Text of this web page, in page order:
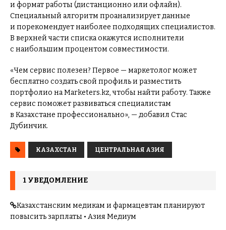
и формат работы (дистанционно или офлайн).
Специальный алгоритм проанализирует данные
и порекомендует наиболее подходящих специалистов.
В верхней части списка окажутся исполнители
с наибольшим процентом совместимости.
«Чем сервис полезен? Первое — маркетолог может
бесплатно создать свой профиль и разместить
портфолио на Marketers.kz, чтобы найти работу. Также
сервис поможет развиваться специалистам
в Казахстане профессионально», — добавил Стас
Дубинчик.
КАЗАХСТАН ЦЕНТРАЛЬНАЯ АЗИЯ
1 УВЕДОМЛЕНИЕ
Казахстанским медикам и фармацевтам планируют
повысить зарплаты • Азия Медиум